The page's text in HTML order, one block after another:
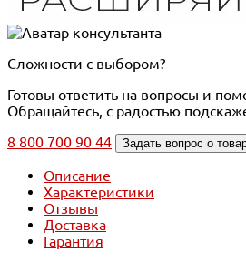
Сложности с выбором?
Готовы ответить на вопросы и
Обращайтесь, с радостью
8 800 700 90 44
Задать вопрос о
Описание
Характеристики
Отзывы
Доставка
Гарантия